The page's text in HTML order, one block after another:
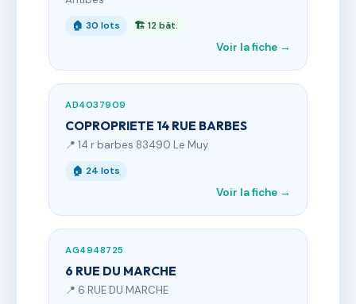
🏠 30 lots 🏗 12 bât.
Voir la fiche →
AD4037909
COPROPRIETE 14 RUE BARBES
📍 14 r barbes 83490 Le Muy
🏠 24 lots
Voir la fiche →
AG4948725
6 RUE DU MARCHE
📍 6 RUE DU MARCHE